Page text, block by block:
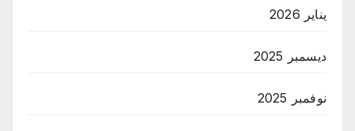
يناير 2026
ديسمبر 2025
نوفمبر 2025